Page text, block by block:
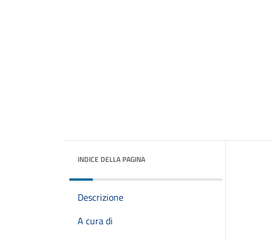
INDICE DELLA PAGINA
Descrizione
A cura di